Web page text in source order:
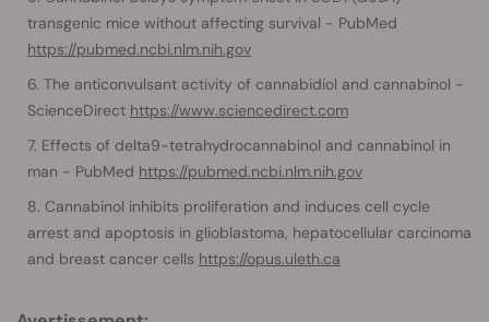
transgenic mice without affecting survival - PubMed
https://pubmed.ncbi.nlm.nih.gov
The anticonvulsant activity of cannabidiol and cannabinol -
ScienceDirect https://www.sciencedirect.com
Effects of delta9-tetrahydrocannabinol and cannabinol in
man - PubMed https://pubmed.ncbi.nlm.nih.gov
Cannabinol inhibits proliferation and induces cell cycle
arrest and apoptosis in glioblastoma, hepatocellular carcinoma
and breast cancer cells https://opus.uleth.ca